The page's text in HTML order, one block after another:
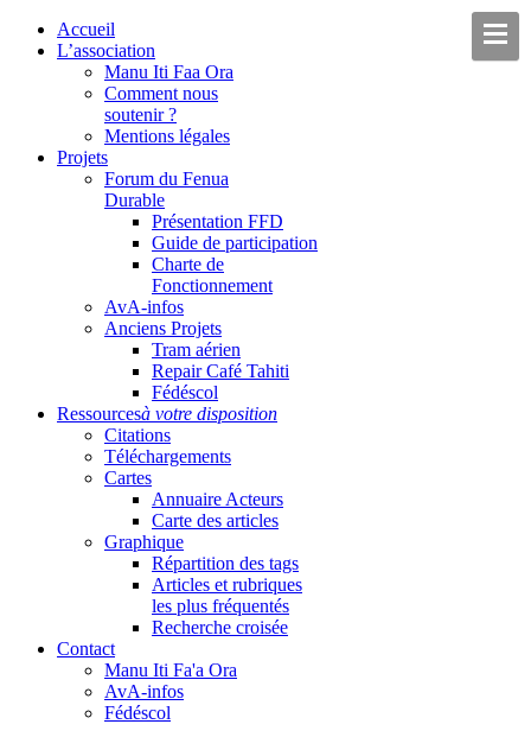
Accueil
L’association
Manu Iti Faa Ora
Comment nous
soutenir ?
Mentions légales
Projets
Forum du Fenua
Durable
Présentation FFD
Guide de participation
Charte de
Fonctionnement
AvA-infos
Anciens Projets
Tram aérien
Repair Café Tahiti
Fédéscol
Ressourcesà votre disposition
Citations
Téléchargements
Cartes
Annuaire Acteurs
Carte des articles
Graphique
Répartition des tags
Articles et rubriques
les plus fréquentés
Recherche croisée
Contact
Manu Iti Fa'a Ora
AvA-infos
Fédéscol